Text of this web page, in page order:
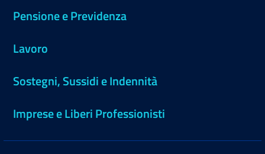
Pensione e Previdenza
Lavoro
Sostegni, Sussidi e Indennità
Imprese e Liberi Professionisti